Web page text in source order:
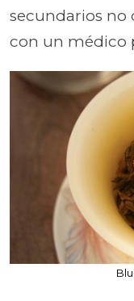
secundarios no
con un médico